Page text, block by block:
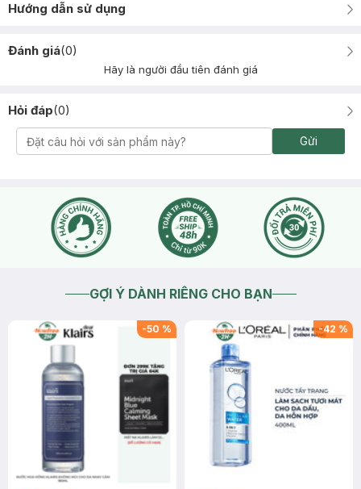
Hướng dẫn sử dụng
Đánh giá(0)
Hãy là người đầu tiên đánh giá
Hỏi đáp(0)
Gửi
GỢI Ý DÀNH RIÊNG CHO BẠN
-50 % -42 %